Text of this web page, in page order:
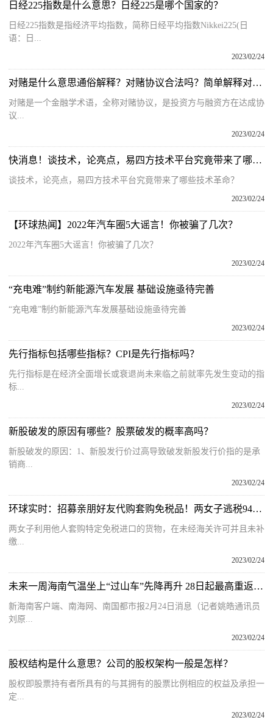
日经225指数是什么意思？日经225是哪个国家的？
日经225指数是指经济平均指数，简称日经平均指数Nikkei225(日
语：日...
2023/02/24
对赌是什么意思通俗解释？对赌协议合法吗？简单解释对赌协议
对赌是一个金融学术语，全称对赌协议，是投资方与融资方在达成协
议...
2023/02/24
快消息！谈技术，论亮点，易四方技术平台究竟带来了哪些技术革命？
谈技术，论亮点，易四方技术平台究竟带来了哪些技术革命？
2023/02/24
【环球热闻】2022年汽车圈5大谣言！你被骗了几次？
2022年汽车圈5大谣言！你被骗了几次？
2023/02/24
“充电难”制约新能源汽车发展 基础设施亟待完善
“充电难”制约新能源汽车发展基础设施亟待完善
2023/02/24
先行指标包括哪些指标？CPI是先行指标吗？
先行指标是在经济全面增长或衰退尚未来临之前就率先发生变动的指
标...
2023/02/24
新股破发的原因有哪些？股票破发的概率高吗？
新股破发的原因：1、新股发行价过高导致破发新股发行价指的是承
销商...
2023/02/24
环球实时：招募亲朋好友代购套购免税品！两女子逃税94万余元被判刑……
两女子利用他人套购特定免税进口的货物，在未经海关许可并且未补
缴...
2023/02/24
未来一周海南气温坐上“过山车”先降再升 28日起最高重返30℃
新海南客户端、南海网、南国都市报2月24日消息（记者姚皓通讯员
刘原...
2023/02/24
股权结构是什么意思？公司的股权架构一般是怎样？
股权即股票持有者所具有的与其拥有的股票比例相应的权益及承担一
定...
2023/02/24